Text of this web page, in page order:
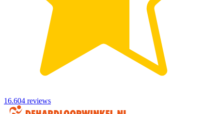
16.604 reviews